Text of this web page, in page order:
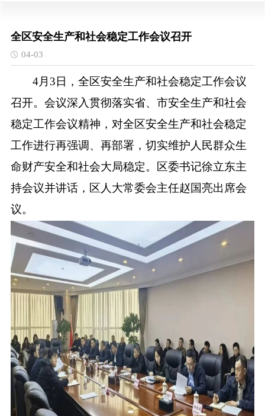
全区安全生产和社会稳定工作会议召开
04-03
4月3日，全区安全生产和社会稳定工作会议
召开。会议深入贯彻落实省、市安全生产和社会
稳定工作会议精神，对全区安全生产和社会稳定
工作进行再强调、再部署，切实维护人民群众生
命财产安全和社会大局稳定。区委书记徐立东主
持会议并讲话，区人大常委会主任赵国亮出席会
议。